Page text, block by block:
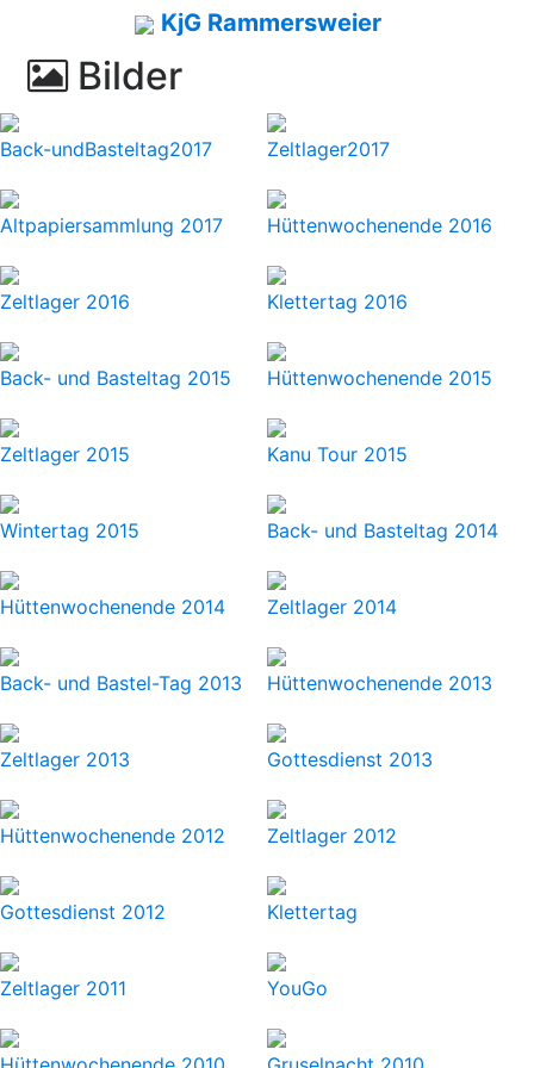
KjG Rammersweier
Bilder
Back-undBasteltag2017 Zeltlager2017
Altpapiersammlung 2017 Hüttenwochenende 2016
Zeltlager 2016 Klettertag 2016
Back- und Basteltag 2015 Hüttenwochenende 2015
Zeltlager 2015 Kanu Tour 2015
Wintertag 2015 Back- und Basteltag 2014
Hüttenwochenende 2014 Zeltlager 2014
Back- und Bastel-Tag 2013 Hüttenwochenende 2013
Zeltlager 2013 Gottesdienst 2013
Hüttenwochenende 2012 Zeltlager 2012
Gottesdienst 2012 Klettertag
Zeltlager 2011 YouGo